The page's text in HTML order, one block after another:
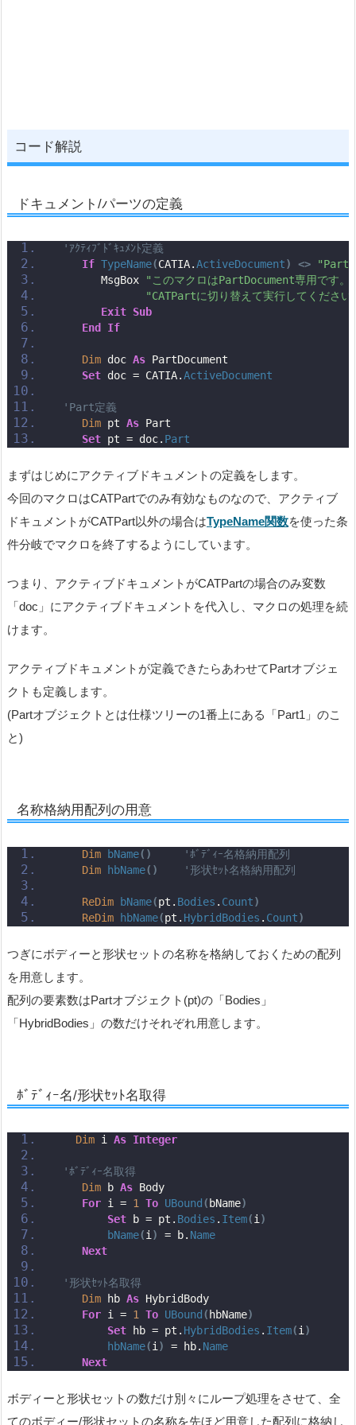
コード解説
ドキュメント/パーツの定義
'ｱｸﾃｨﾌﾞﾄﾞｷｭﾒﾝﾄ定義
If TypeName(CATIA.ActiveDocument) <>
       MsgBox
"このマクロはPartDocument専用です。"
"CATPartに切り替えて実行してくださ
Exit Sub
End
If
Dim doc As PartDocument
Set doc = CATIA.ActiveDocument
'Part定義
Dim pt As Part
Set pt = doc. Part
まずはじめにアクティブドキュメントの定義をします。
今回のマクロはCATPartでのみ有効なものなので、アクティブ
ドキュメントがCATPart以外の場合はTypeName関数を使った条
件分岐でマクロを終了するようにしています。
つまり、アクティブドキュメントがCATPartの場合のみ変数
「doc」にアクティブドキュメントを代入し、マクロの処理を続
けます。
アクティブドキュメントが定義できたらあわせてPartオブジェ
クトも定義します。
(Partオブジェクトとは仕様ツリーの1番上にある「Part1」のこ
と)
名称格納用配列の用意
Dim bName()
'ﾎﾞﾃﾞｨｰ名格納用配列
Dim
hbName() '形状ｾｯﾄ名格納用配列
ReDim bName(pt. Bodies . Count)
ReDim
hbName(pt. HybridBodies . Count)
つぎにボディーと形状セットの名称を格納しておくための配列
を用意します。
配列の要素数はPartオブジェクト(pt)の「Bodies」
「HybridBodies」の数だけそれぞれ用意します。
ﾎﾞﾃﾞｨｰ名/形状ｾｯﾄ名取得
Dim i As Integer
'ﾎﾞﾃﾞｨｰ名取得
Dim b As Body
For i = 1 To UBound ( bName)
Set b = pt. Bodies . Item(i)
bName(i) = b. Name
Next
'形状ｾｯﾄ名取得
Dim hb As HybridBody
For i = 1 To UBound ( hbName)
Set hb = pt. HybridBodies . Item(i)
hbName(i) = hb. Name
Next
ボディーと形状セットの数だけ別々にループ処理をさせて、全
てのボディー/形状セットの名称を先ほど用意した配列に格納し